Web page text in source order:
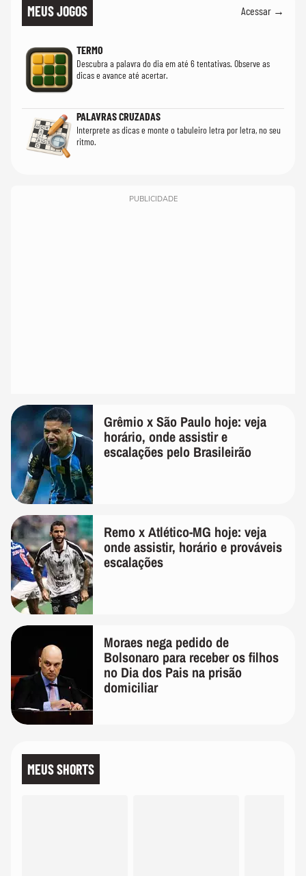
MEUS JOGOS Acessar →
TERMO
Descubra a palavra do dia em até 6 tentativas. Observe as
dicas e avance até acertar.
PALAVRAS CRUZADAS
Interprete as dicas e monte o tabuleiro letra por letra, no seu
ritmo.
PUBLICIDADE
Grêmio x São Paulo hoje: veja
horário, onde assistir e
escalações pelo Brasileirão
Remo x Atlético-MG hoje: veja
onde assistir, horário e prováveis
escalações
Moraes nega pedido de
Bolsonaro para receber os filhos
no Dia dos Pais na prisão
domiciliar
MEUS SHORTS